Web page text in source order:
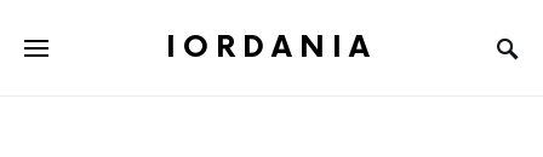
IORDANIA